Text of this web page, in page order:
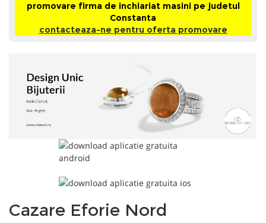
promovare firma de inchiariat masini pe judetul
Constanta
contacteaza-ne pentru oferta promovare
Cazare Eforie Nord